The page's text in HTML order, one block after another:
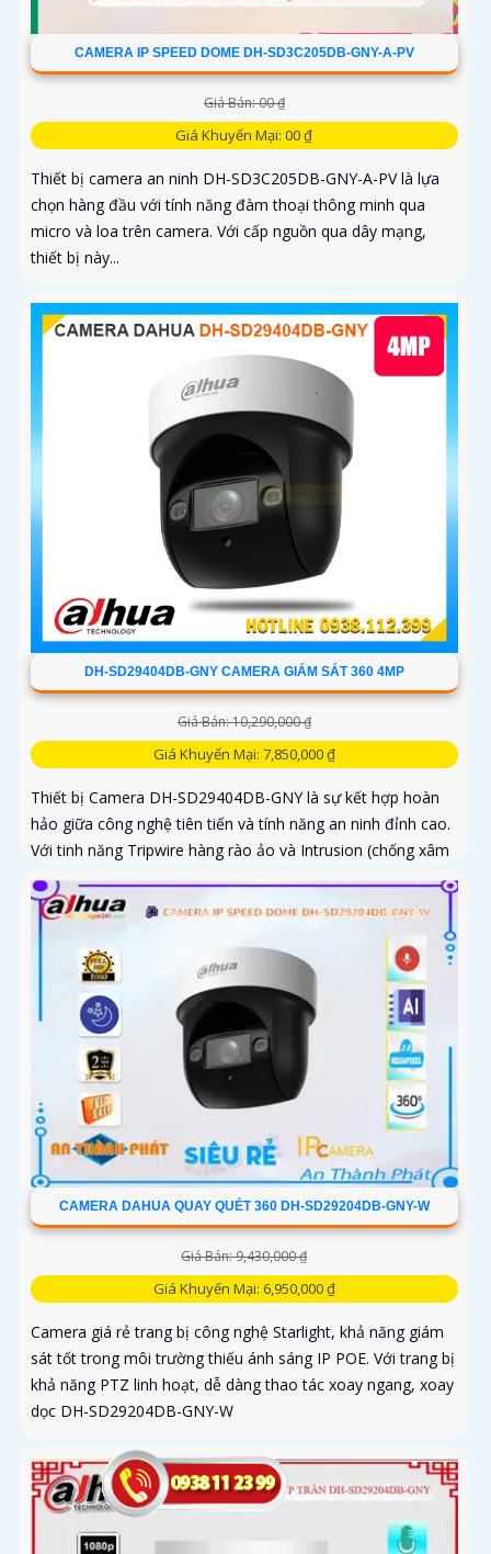
CAMERA IP SPEED DOME DH-SD3C205DB-GNY-A-PV
Giá Bán: 00 ₫
Giá Khuyến Mại: 00 ₫
Thiết bị camera an ninh DH-SD3C205DB-GNY-A-PV là lựa
chọn hàng đầu với tính năng đàm thoại thông minh qua
micro và loa trên camera. Với cấp nguồn qua dây mạng,
thiết bị này...
DH-SD29404DB-GNY CAMERA GIÁM SÁT 360 4MP
Giá Bán: 10,290,000 ₫
Giá Khuyến Mại: 7,850,000 ₫
Thiết bị Camera DH-SD29404DB-GNY là sự kết hợp hoàn
hảo giữa công nghệ tiên tiến và tính năng an ninh đỉnh cao.
Với tinh năng Tripwire hàng rào ảo và Intrusion (chống xâm
nhập)...
CAMERA DAHUA QUAY QUÉT 360 DH-SD29204DB-GNY-W
Giá Bán: 9,430,000 ₫
Giá Khuyến Mại: 6,950,000 ₫
Camera giá rẻ trang bị công nghệ Starlight, khả năng giám
sát tốt trong môi trường thiếu ánh sáng IP POE. Với trang bị
khả năng PTZ linh hoạt, dễ dàng thao tác xoay ngang, xoay
dọc DH-SD29204DB-GNY-W